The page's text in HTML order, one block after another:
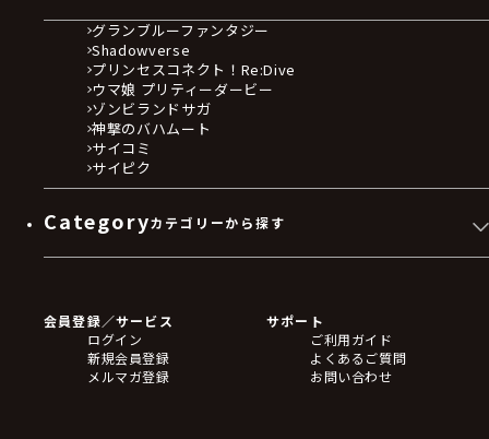
グランブルーファンタジー
Shadowverse
プリンセスコネクト！Re:Dive
ウマ娘 プリティーダービー
ゾンビランドサガ
神撃のバハムート
サイコミ
サイピク
Categoryカテゴリーから探す
フィギュア
アクリルスタンド
バッジ
キーホルダー・ストラップ
会員登録／サービス
ログイン
新規会員登録
メルマガ登録
サポート
ご利用ガイド
よくあるご質問
お問い合わせ